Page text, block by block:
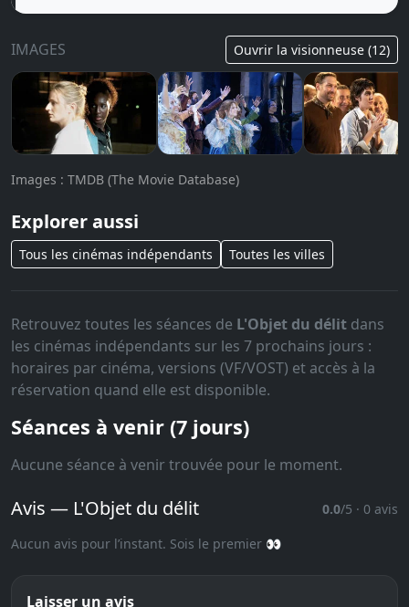
IMAGES Ouvrir la visionneuse (12)
Images : TMDB (The Movie Database)
Explorer aussi
Tous les cinémas indépendants Toutes les villes
Retrouvez toutes les séances de L'Objet du délit dans
les cinémas indépendants sur les 7 prochains jours :
horaires par cinéma, versions (VF/VOST) et accès à la
réservation quand elle est disponible.
Séances à venir (7 jours)
Aucune séance à venir trouvée pour le moment.
Avis — L'Objet du délit 0.0/5 · 0 avis
Aucun avis pour l’instant. Sois le premier 👀
Laisser un avis